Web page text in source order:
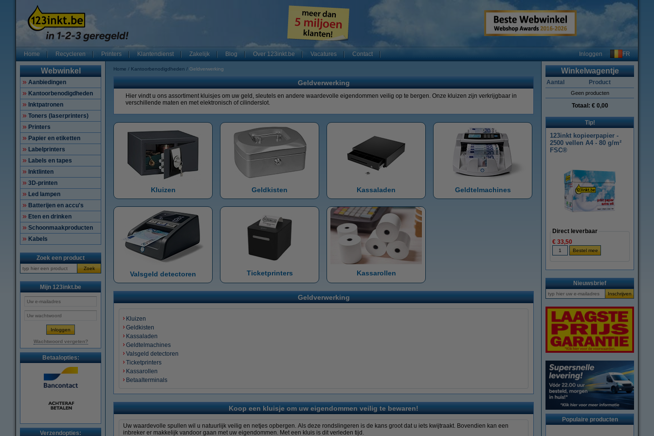
Home Recycleren Printers Klantendienst Zakelijk Blog Over 123inkt.be Vacatures Contact Inloggen FR
Webwinkel
Aanbiedingen
Kantoorbenodigdheden
Inktpatronen
Toners (laserprinters)
Printers
Papier en etiketten
Labelprinters
Labels en tapes
Inktlinten
3D-printen
Led lampen
Batterijen en accu's
Eten en drinken
Schoonmaakproducten
Kabels
Zoek een product
Zoek
Mijn 123inkt.be
Wachtwoord vergeten?
Betaalopties:
Verzendopties:
Home Kantoorbenodigdheden Geldverwerking
Geldverwerking
Hier vindt u ons assortiment kluisjes om uw geld, sleutels en andere waardevolle eigendommen veilig op te bergen. Onze kluizen zijn verkrijgbaar in
verschillende maten en met elektronisch of cilinderslot.
Kluizen Geldkisten Kassaladen Geldtelmachines
Valsgeld detectoren Ticketprinters Kassarollen
Geldverwerking
Kluizen
Geldkisten
Kassaladen
Geldtelmachines
Valsgeld detectoren
Ticketprinters
Kassarollen
Betaalterminals
Koop een kluisje om uw eigendommen veilig te bewaren!
Uw waardevolle spullen wil u natuurlijk veilig en netjes opbergen. Als deze rondslingeren is de kans groot dat u iets kwijtraakt. Bovendien kan een
inbreker er makkelijk vandoor gaan met uw eigendommen. Met een kluis is dit verleden tijd.
Winkelwagentje
Aantal Product
Geen producten
Totaal: € 0,00
Tip!
123inkt kopieerpapier -
2500 vellen A4 - 80 g/m²
FSC®
Direct leverbaar
€ 33,50
Nieuwsbrief
Populaire producten